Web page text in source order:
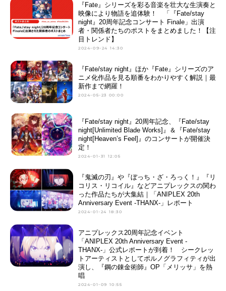
『Fate』シリーズを彩る音楽を壮大な生演奏と
映像により物語を追体験！ 「『Fate/stay
night』20周年記念コンサート Finale」出演
者・関係者たちのポストをまとめました！【注
目トレンド】
2024-09-24 14:30
『Fate/stay night』ほか『Fate』シリーズのア
ニメ化作品を見る順番をわかりやすく解説｜最
新作まで網羅！
2024-05-23 00:00
『Fate/stay night』20周年記念、『Fate/stay
night[Unlimited Blade Works]』＆『Fate/stay
night[Heaven’s Feel]』のコンサートが開催決
定！
2024-01-31 12:05
『鬼滅の刃』や『ぼっち・ざ・ろっく！』『リ
コリス・リコイル』などアニプレックスの関わ
った作品たちが大集結｜「ANIPLEX 20th
Anniversary Event -THANX-」レポート
2024-01-24 18:30
アニプレックス20周年記念イベント
「ANIPLEX 20th Anniversary Event -
THANX-」公式レポートが到着！ シークレッ
トアーティストとしてポルノグラフィティが出
演し、『鋼の錬金術師』OP「メリッサ」を熱
唱
2024-01-09 10:55